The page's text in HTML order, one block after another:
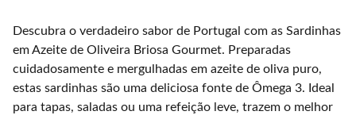
Descubra o verdadeiro sabor de Portugal com as Sardinhas
em Azeite de Oliveira Briosa Gourmet. Preparadas
cuidadosamente e mergulhadas em azeite de oliva puro,
estas sardinhas são uma deliciosa fonte de Ômega 3. Ideal
para tapas, saladas ou uma refeição leve, trazem o melhor